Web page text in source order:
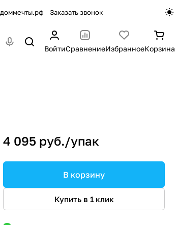
Заказать звонок
ВойтиСравнениеИзбранноеКорзина
4 095 руб./упак
В корзину
Купить в 1 клик